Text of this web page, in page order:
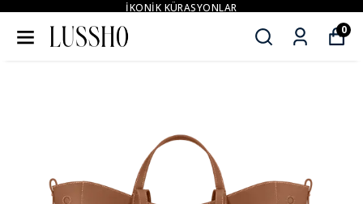
İKONİK KÜRASYONLAR
0